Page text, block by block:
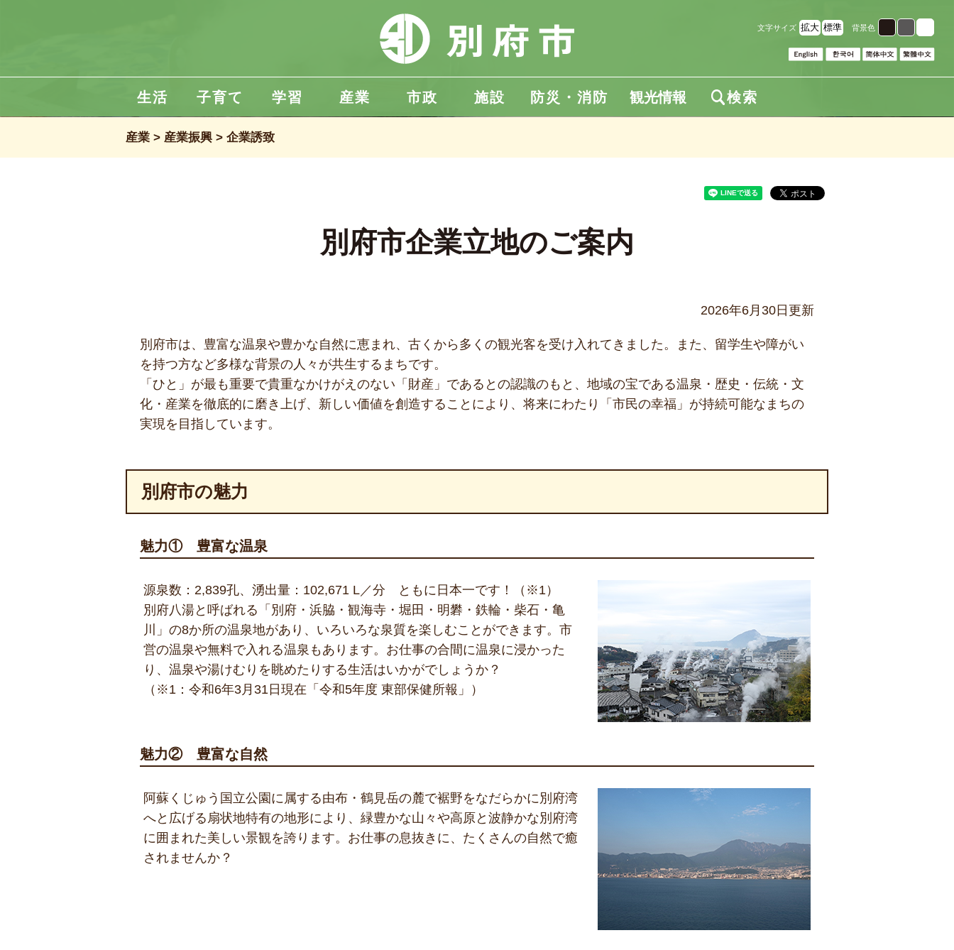
文字サイズ 拡大 標準 背景色
生活 子育て 学習 産業 市政 施設 防災・消防 観光情報 検索
産業 産業振興 企業誘致
別府市企業立地のご案内
2026年6月30日更新
別府市は、豊富な温泉や豊かな自然に恵まれ、古くから多くの観光客を受け入れてきました。また、留学生や障がい
を持つ方など多様な背景の人々が共生するまちです。
「ひと」が最も重要で貴重なかけがえのない「財産」であるとの認識のもと、地域の宝である温泉・歴史・伝統・文
化・産業を徹底的に磨き上げ、新しい価値を創造することにより、将来にわたり「市民の幸福」が持続可能なまちの
実現を目指しています。
別府市の魅力
魅力① 豊富な温泉
源泉数：2,839孔、湧出量：102,671 L／分 ともに日本一です！（※1）
別府八湯と呼ばれる「別府・浜脇・観海寺・堀田・明礬・鉄輪・柴石・亀
川」の8か所の温泉地があり、いろいろな泉質を楽しむことができます。市
営の温泉や無料で入れる温泉もあります。お仕事の合間に温泉に浸かった
り、温泉や湯けむりを眺めたりする生活はいかがでしょうか？
（※1：令和6年3月31日現在「令和5年度 東部保健所報」）
魅力② 豊富な自然
阿蘇くじゅう国立公園に属する由布・鶴見岳の麓で裾野をなだらかに別府湾
へと広げる扇状地特有の地形により、緑豊かな山々や高原と波静かな別府湾
に囲まれた美しい景観を誇ります。お仕事の息抜きに、たくさんの自然で癒
されませんか？